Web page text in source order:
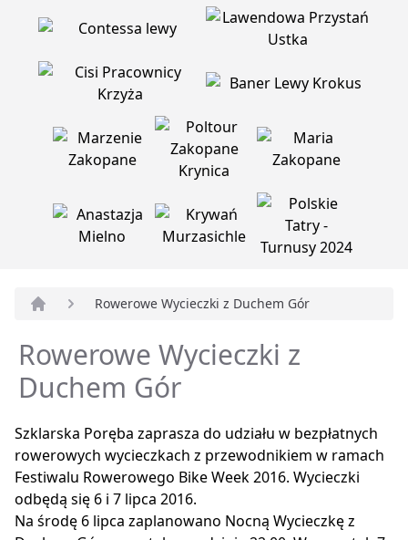
Rowerowe Wycieczki z Duchem Gór
Rowerowe Wycieczki z
Duchem Gór
Szklarska Poręba zaprasza do udziału w bezpłatnych
rowerowych wycieczkach z przewodnikiem w ramach
Festiwalu Rowerowego Bike Week 2016. Wycieczki
odbędą się 6 i 7 lipca 2016.
Na środę 6 lipca zaplanowano Nocną Wycieczkę z